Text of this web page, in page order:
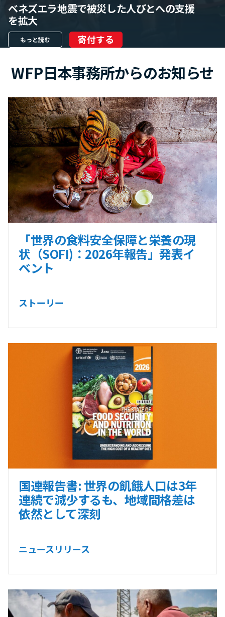
ベネズエラ地震で被災した人びとへの支援
を拡大
もっと読む 寄付する
WFP日本事務所からのお知らせ
「世界の食料安全保障と栄養の現
状（SOFI)：2026年報告」発表イ
ベント
ストーリー
国連報告書: 世界の飢餓人口は3年
連続で減少するも、地域間格差は
依然として深刻
ニュースリリース